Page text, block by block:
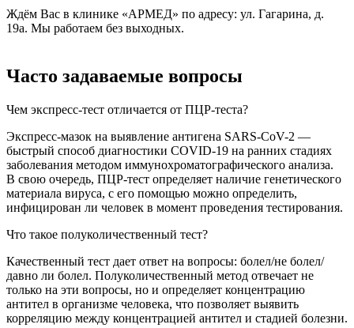
Ждём Вас в клинике «АРМЕД» по адресу: ул. Гагарина, д.
19а. Мы работаем без выходных.
Часто задаваемые вопросы
Чем экспресс-тест отличается от ПЦР-теста?
Экспресс-мазок на выявление антигена SARS-CoV-2 —
быстрый способ диагностики COVID-19 на ранних стадиях
заболевания методом иммунохроматографического анализа.
В свою очередь, ПЦР-тест определяет наличие генетического
материала вируса, с его помощью можно определить,
инфицирован ли человек в момент проведения тестирования.
Что такое полуколичественный тест?
Качественный тест дает ответ на вопросы: болел/не болел/
давно ли болел. Полуколичественный метод отвечает не
только на эти вопросы, но и определяет концентрацию
антител в организме человека, что позволяет выявить
корреляцию между концентрацией антител и стадией болезни.